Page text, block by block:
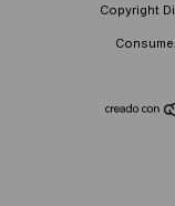
Copyright